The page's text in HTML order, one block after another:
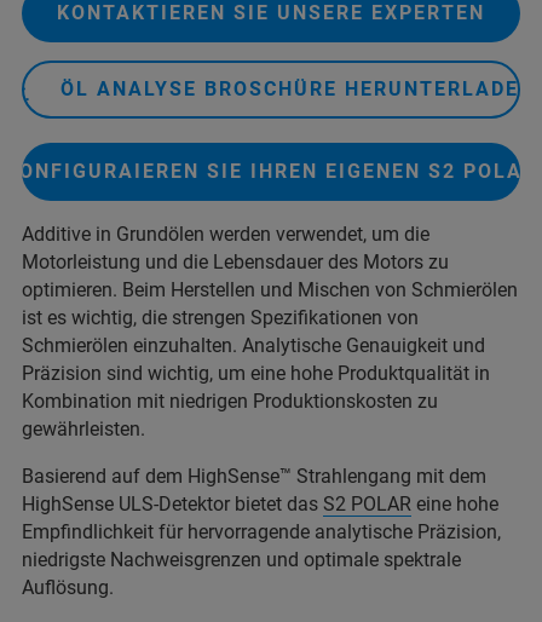
KONTAKTIEREN SIE UNSERE EXPERTEN
ÖL ANALYSE BROSCHÜRE HERUNTERLADEN
KONFIGURAIEREN SIE IHREN EIGENEN S2 POLAR
Additive in Grundölen werden verwendet, um die
Motorleistung und die Lebensdauer des Motors zu
optimieren. Beim Herstellen und Mischen von Schmierölen
ist es wichtig, die strengen Spezifikationen von
Schmierölen einzuhalten. Analytische Genauigkeit und
Präzision sind wichtig, um eine hohe Produktqualität in
Kombination mit niedrigen Produktionskosten zu
gewährleisten.
Basierend auf dem HighSense™ Strahlengang mit dem
HighSense ULS-Detektor bietet das S2 POLAR eine hohe
Empfindlichkeit für hervorragende analytische Präzision,
niedrigste Nachweisgrenzen und optimale spektrale
Auflösung.